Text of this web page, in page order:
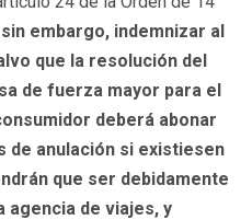
embargo, indemnizar al
que la resolución del
de fuerza mayor para el
deberá abonar
de anulación si existiesen
que ser debidamente
agencia de viajes, y